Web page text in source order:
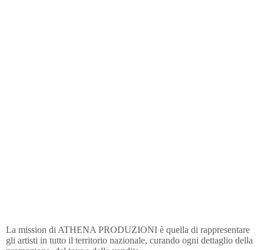
La mission di ATHENA PRODUZIONI è quella di rappresentare
gli artisti in tutto il territorio nazionale, curando ogni dettaglio della